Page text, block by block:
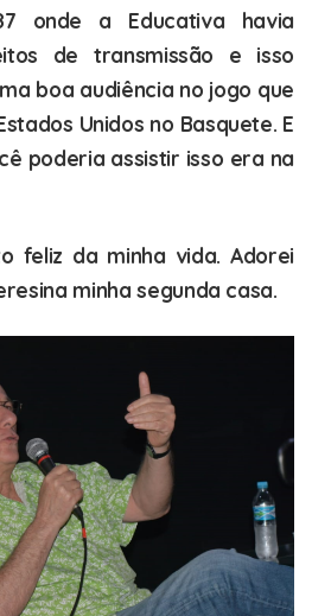
onde a Educativa havia
de transmissão e isso
boa audiência no jogo que
Unidos no Basquete. E
poderia assistir isso era na
feliz da minha vida. Adorei
minha segunda casa.